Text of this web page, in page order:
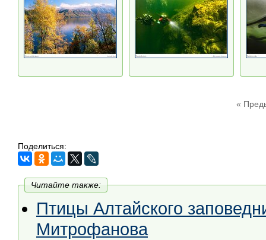
«
Поделиться:
Читайте также:
Птицы Алтайского
Митрофанова